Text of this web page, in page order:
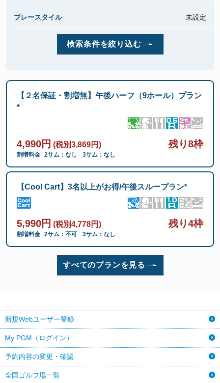
プレースタイル 未設定
検索条件を絞り込む
【２名保証・割増無】午後ハーフ（9ホール）プラン
*
4,990円 (税別3,869円) 残り8枠
割増料金 2サム：なし 3サム：なし
【Cool Cart】3名以上がお得/午後スループラン*
5,990円 (税別4,778円) 残り4枠
割増料金 2サム：不可 3サム：なし
すべてのプランを見る
新規Webユーザー登録
My PGM（ログイン）
予約内容の変更・確認
全国ゴルフ場一覧